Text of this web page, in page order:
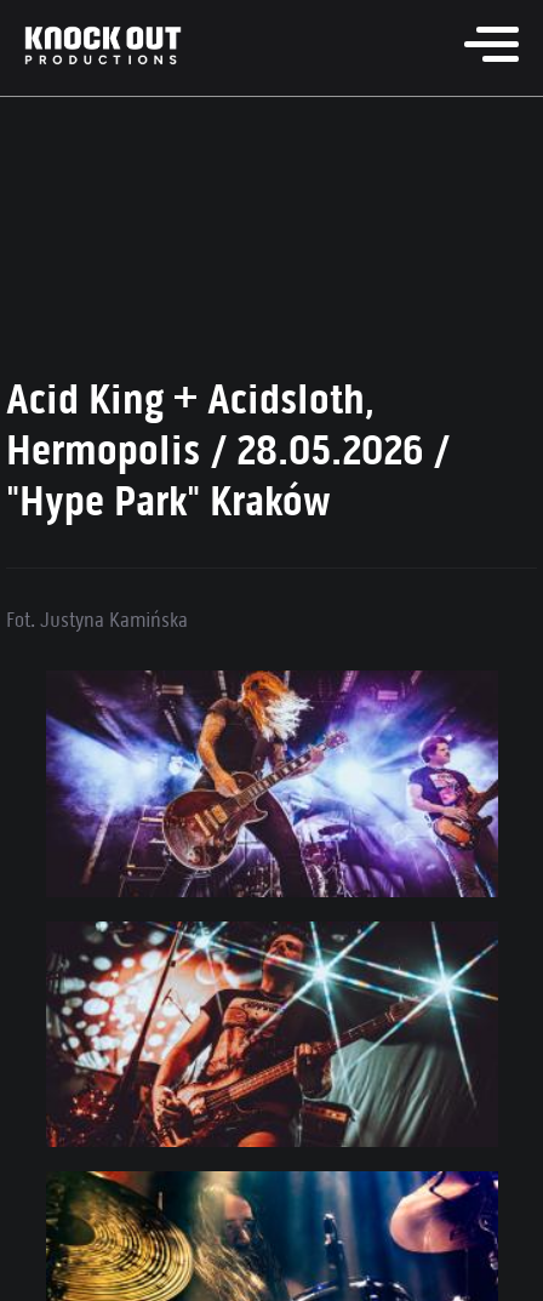
Acid King + Acidsloth,
Hermopolis / 28.05.2026 /
"Hype Park" Kraków
Fot. Justyna Kamińska